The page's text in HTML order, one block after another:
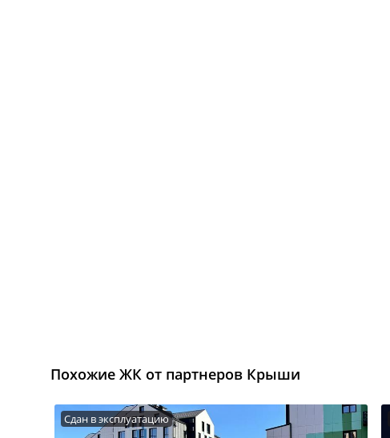
Похожие ЖК от партнеров Крыши
Сдан в эксплуатацию